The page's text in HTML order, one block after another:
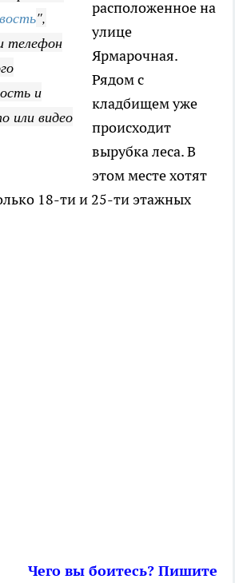
",
телефон
и
или видео
расположенное на
улице
Ярмарочная.
Рядом с
кладбищем уже
происходит
вырубка леса. В
этом месте хотят
18-ти и 25-ти этажных
Чего вы боитесь? Пишите